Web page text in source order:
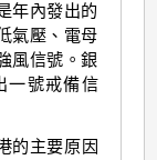
年內發出的
氣壓、電母
風信號。銀
一號戒備信
的主要原因